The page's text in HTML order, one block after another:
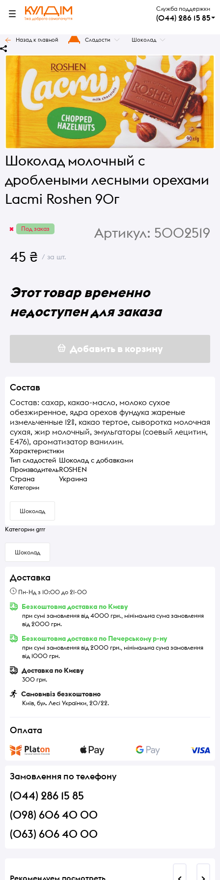
Служба поддержки
(044) 286 15 85
Назад к главной Сладости Шоколад
Шоколад молочный с
дроблеными лесными орехами
Lacmi Roshen 90г
Под заказ Артикул: 5002519
45 ₴ / за шт.
Этот товар временно
недоступен для заказа
Добавить в корзину
Состав
Состав: сахар, какао-масло, молоко сухое
обезжиренное, ядра орехов фундука жареные
измельченные 12%, какао тертое, сыворотка молочная
сухая, жир молочный, эмульгаторы (соевый лецитин,
E476), aроматизатор ванилин.
Характеристики
Тип сладостей Шоколад с добавками
ПроизводительROSHEN
Страна
Украина
Категории
Шоколад
Категории grrr
Шоколад
Доставка
Пн-Нд з 10:00 до 21-00
Безкоштовна доставка по Києву
при сумі замовлення від 4000 грн., мінімальна сума замовлення
від 2000 грн.
Безкоштовна доставка по Печерському р-ну
при сумі замовлення від 2000 грн., мінімальна сума замовлення
від 1000 грн.
Доставка по Києву
300 грн.
Самовивіз безкоштовно
Київ, бул. Лесі Українки, 20/22.
Оплата
Замовлення по телефону
(044) 286 15 85
(098) 606 40 00
(063) 606 40 00
Рекомендуем посмотреть